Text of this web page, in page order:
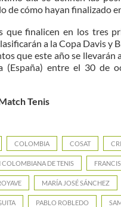
de cómo hayan finalizado
que finalicen en los tres
a la Copa Davis y
que este año se llevarán
(España) entre el 30 de
Tenis
COLOMBIA COSAT
COLOMBIANA DE TENIS
MARÍA JOSÉ SÁNCHEZ
PABLO ROBLEDO